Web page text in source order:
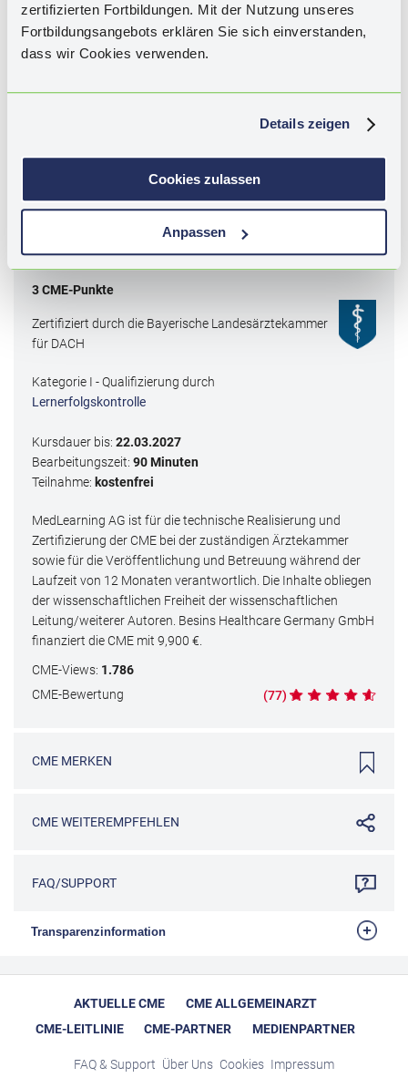
zertifizierten Fortbildungen. Mit der Nutzung unseres
Fortbildungsangebots erklären Sie sich einverstanden,
dass wir Cookies verwenden.
Details zeigen
Cookies zulassen
Anpassen
Zervixmessung zur Prädiktion der
Frühgeburt – Tipps, Tricks und Fallstricke
Prof. Dr. med. Karl Oliver Kagan
3CME-Punkte
Zertifiziert durch die Bayerische Landesärztekammer
für DACH
Kategorie I - Qualifizierung durch
Lernerfolgskontrolle
Kursdauer bis: 22.03.2027
Bearbeitungszeit: 90 Minuten
Teilnahme: kostenfrei
MedLearning AG ist für die technische Realisierung und
Zertifizierung der CME bei der zuständigen Ärztekammer
sowie für die Veröffentlichung und Betreuung während der
Laufzeit von 12 Monaten verantwortlich. Die Inhalte obliegen
der wissenschaftlichen Freiheit der wissenschaftlichen
Leitung/weiterer Autoren. Besins Healthcare Germany GmbH
finanziert die CME mit 9,900 €.
CME-Views: 1.786
CME-Bewertung (77)
CME MERKEN
CMEWEITEREMPFEHLEN
FAQ/SUPPORT
Transparenzinformation
schaffen. Fortbildungsveranstalter sind gehalten, potenzielle
Teilnehmer von Fortbildungen darüber zu informieren, in
Arzneimittelindustrie die Veranstaltung unterstützt. Dieser
AKTUELLE CME
CME ALLGEMEINARZT
CME-LEITLINIE
CME-PARTNER MEDIENPARTNER
FAQ & Support Über Uns Cookies Impressum